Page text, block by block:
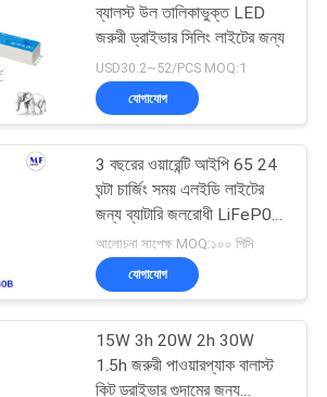
লাইট
223
বে আলোর
225
ব্যালস্ট উল তালিকাভুক্ত LED
জরুরী ড্রাইভার সিলিং লাইটের জন্য
USD30.2~52/PCS MOQ:1
যোগাযোগ
3 বছরের ওয়ারেন্টি আইপি 65 24
ঘন্টা চার্জিং সময় এলইডি লাইটের
জন্য ব্যাটারি জলরোধী LiFeP04
ডিসি সিলিং ঝুলন্ত ধ্রুবক শক্তি
জরুরী আউটপুট ব্যাক আপ ড্রাইভার
আলোচনা সাপেক্ষ MOQ:১০০ পিসি
যোগাযোগ
15W 3h 20W 2h 30W
1.5h জরুরী পাওয়ারপ্যাক বালাস্ট
কিট ড্রাইভার গুদামের জন্য